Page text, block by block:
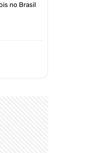
no Brasil